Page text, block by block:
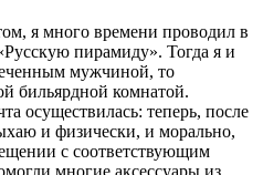
я много времени проводил в
пирамиду». Тогда я и
мужчиной, то
бильярдной комнатой.
осуществилась: теперь, после
и физически, и морально,
с соответствующим
многие аксессуары из